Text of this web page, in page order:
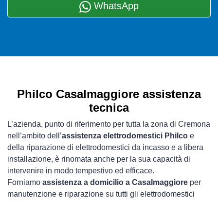
WhatsApp
Philco Casalmaggiore assistenza
tecnica
L’azienda, punto di riferimento per tutta la zona di Cremona
nell’ambito dell’assistenza elettrodomestici Philco e
della riparazione di elettrodomestici da incasso e a libera
installazione, è rinomata anche per la sua capacità di
intervenire in modo tempestivo ed efficace.
Forniamo assistenza a domicilio a Casalmaggiore per
manutenzione e riparazione su tutti gli elettrodomestici